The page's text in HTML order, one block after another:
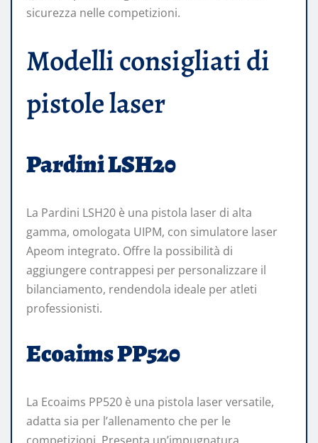
sicurezza nelle competizioni.
Modelli consigliati di
pistole laser
Pardini LSH20
La Pardini LSH20 è una pistola laser di alta
gamma, omologata UIPM, con simulatore laser
Apeom integrato. Offre la possibilità di
aggiungere contrappesi per personalizzare il
bilanciamento, rendendola ideale per atleti
professionisti.
Ecoaims PP520
La Ecoaims PP520 è una pistola laser versatile,
adatta sia per l’allenamento che per le